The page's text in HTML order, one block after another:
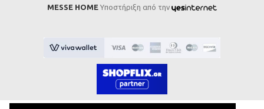
MESSE HOME Υποστήριξη από την